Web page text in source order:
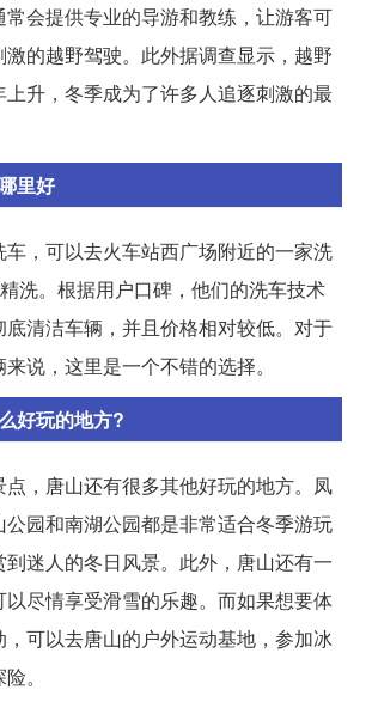
会提供专业的导游和教练，让游客可
的越野驾驶。此外据调查显示，越野
升，冬季成为了许多人追逐刺激的最
里好
，可以去火车站西广场附近的一家洗
洗。根据用户口碑，他们的洗车技术
清洁车辆，并且价格相对较低。对于
说，这里是一个不错的选择。
好玩的地方?
，唐山还有很多其他好玩的地方。凤
园和南湖公园都是非常适合冬季游玩
迷人的冬日风景。此外，唐山还有一
尽情享受滑雪的乐趣。而如果想要体
可以去唐山的户外运动基地，参加冰
。